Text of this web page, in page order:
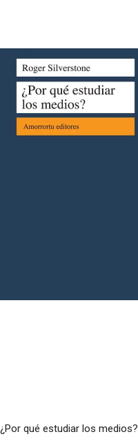
¿Por qué estudiar los medios?